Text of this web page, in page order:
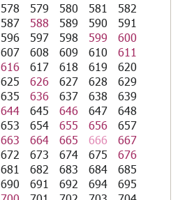
578 579 580 581
582
587 588 589 590
591
596 597 598 599
600
607 608 609 610
611
616 617 618 619
620
625 626 627 628
629
635 636 637 638
639
644 645 646 647
648
653 654 655 656
657
663 664 665 666
667
672 673 674 675
676
681 682 683 684
685
690 691 692 694
695